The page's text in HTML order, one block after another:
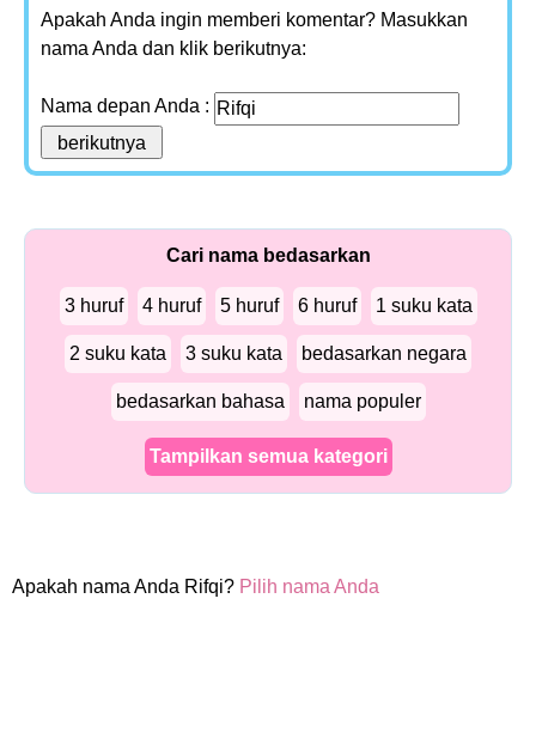
Apakah Anda ingin memberi komentar? Masukkan
nama Anda dan klik berikutnya:
Nama depan Anda :
Cari nama bedasarkan
3 huruf 4 huruf 5 huruf 6 huruf 1 suku kata
2 suku kata 3 suku kata bedasarkan negara
bedasarkan bahasa nama populer
Tampilkan semua kategori
Apakah nama Anda Rifqi? Pilih nama Anda